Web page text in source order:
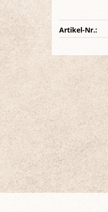
Artikel-Nr.: